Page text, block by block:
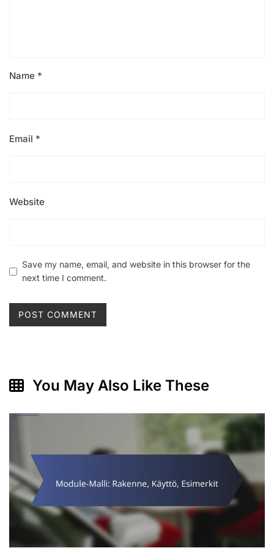
Name *
Email *
Website
Save my name, email, and website in this browser for the
next time I comment.
You May Also Like These